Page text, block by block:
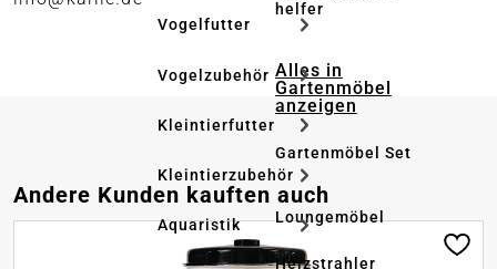
Vogelfutter
Vogelzubehör
Kleintierfutter
Kleintierzubehör
Aquaristik
helfer
Alles in
Gartenmöbel
anzeigen
Gartenmöbel Set
Loungemöbel
Heizstrahler
Produktgalerie überspringen
Andere Kunden kauften auch